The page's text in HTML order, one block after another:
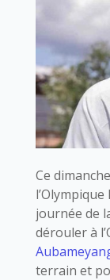
Ce
journée de
dérouler à
terrain et